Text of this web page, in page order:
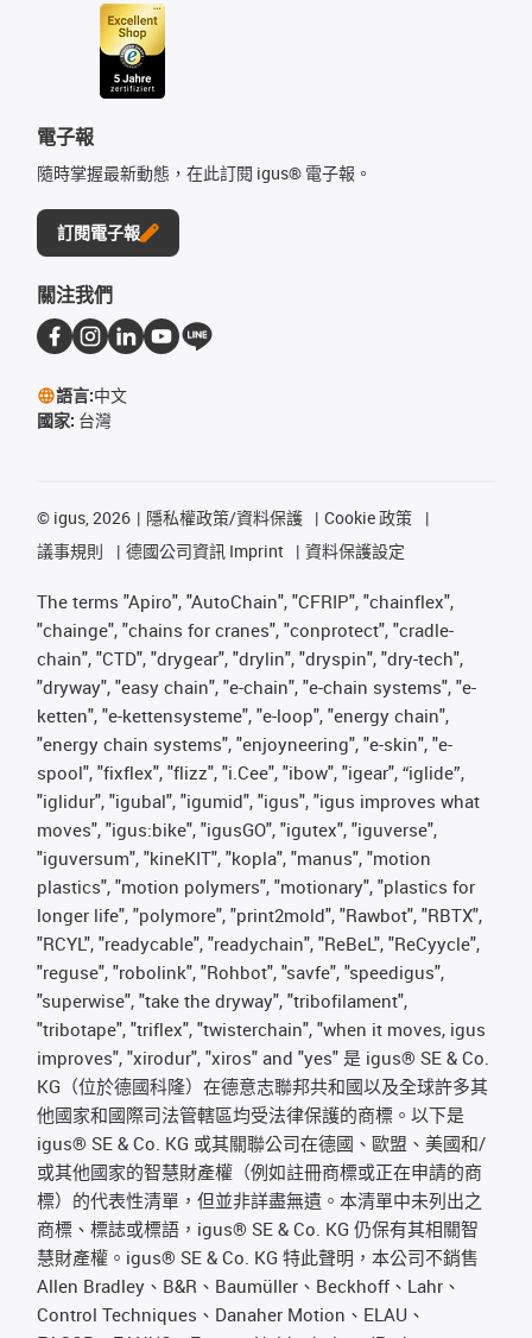
電子報
隨時掌握最新動態，在此訂閱 igus® 電子報。
訂閱電子報
關注我們
語言:中文
國家: 台灣
© igus, 2026 隱私權政策/資料保護
Cookie 政策
議事規則
德國公司資訊 Imprint 資料保護設定
The terms "Apiro", "AutoChain", "CFRIP", "chainflex",
"chainge", "chains for cranes", "conprotect", "cradle-
chain", "CTD", "drygear", "drylin", "dryspin", "dry-tech",
"dryway", "easy chain", "e-chain", "e-chain systems", "e-
ketten", "e-kettensysteme", "e-loop", "energy chain",
"energy chain systems", "enjoyneering", "e-skin", "e-
spool", "fixflex", "flizz", "i.Cee", "ibow", "igear", “iglide”,
"iglidur", "igubal", "igumid", "igus", "igus improves what
moves", "igus:bike", "igusGO", "igutex", "iguverse",
"iguversum", "kineKIT", "kopla", "manus", "motion
plastics", "motion polymers", "motionary", "plastics for
longer life", "polymore", "print2mold", "Rawbot", "RBTX",
"RCYL", "readycable", "readychain", "ReBeL", "ReCyycle",
"reguse", "robolink", "Rohbot", "savfe", "speedigus",
"superwise", "take the dryway", "tribofilament",
"tribotape", "triflex", "twisterchain", "when it moves, igus
improves", "xirodur", "xiros" and "yes" 是 igus® SE & Co.
KG（位於德國科隆）在德意志聯邦共和國以及全球許多其
他國家和國際司法管轄區均受法律保護的商標。以下是
igus® SE & Co. KG 或其關聯公司在德國、歐盟、美國和/
或其他國家的智慧財產權（例如註冊商標或正在申請的商
標）的代表性清單，但並非詳盡無遺。本清單中未列出之
商標、標誌或標語，igus® SE & Co. KG 仍保有其相關智
慧財產權。igus® SE & Co. KG 特此聲明，本公司不銷售
Allen Bradley、B&R、Baumüller、Beckhoff、Lahr、
Control Techniques、Danaher Motion、ELAU、